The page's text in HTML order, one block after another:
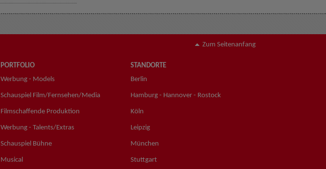
Zum Seitenanfang
PORTFOLIO
Werbung - Models
Schauspiel Film/Fernsehen/Media
Filmschaffende Produktion
Werbung - Talents/Extras
Schauspiel Bühne
Musical
STANDORTE
Berlin
Hamburg - Hannover - Rostock
Köln
Leipzig
München
Stuttgart